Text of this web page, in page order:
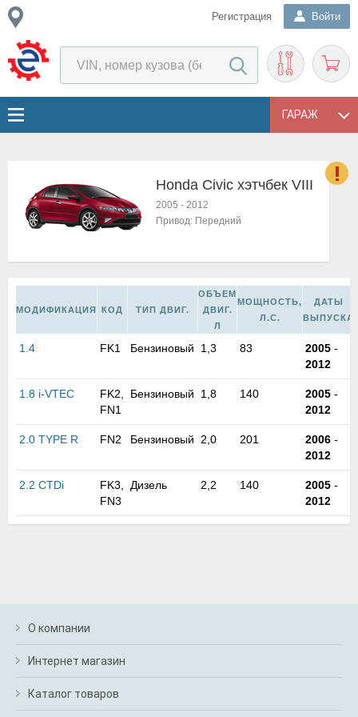
Регистрация Войти
ГАРАЖ
Honda Civic хэтчбек VIII
2005 - 2012
Привод: Передний
МОДИФИКАЦИЯ КОД ТИП ДВИГ.
ОБЪЕМ
ДВИГ.
Л
МОЩНОСТЬ,
Л.С.
ДАТЫ
ВЫПУСКА
1.4 FK1 Бензиновый 1,3 83 2005 -
2012
1.8 i-VTEC
FK2,
FN1
Бензиновый 1,8 140 2005 -
2012
2.0 TYPE R FN2 Бензиновый 2,0 201 2006 -
2012
2.2 CTDi
FK3,
FN3
Дизель 2,2 140 2005 -
2012
О компании
Интернет магазин
Каталог товаров